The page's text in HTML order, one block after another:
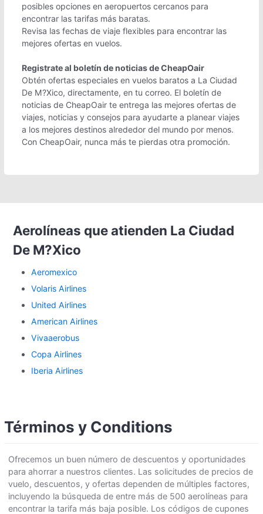
posibles opciones en aeropuertos cercanos para
encontrar las tarifas más baratas.
Revisa las fechas de viaje flexibles para encontrar las
mejores ofertas en vuelos.
Registrate al boletín de noticias de CheapOair
Obtén ofertas especiales en vuelos baratos a La Ciudad
De M?Xico, directamente, en tu correo. El boletín de
noticias de CheapOair te entrega las mejores ofertas de
viajes, noticias y consejos para ayudarte a planear viajes
a los mejores destinos alrededor del mundo por menos.
Con CheapOair, nunca más te pierdas otra promoción.
Aerolíneas que atienden La Ciudad
De M?Xico
Aeromexico
Volaris Airlines
United Airlines
American Airlines
Vivaaerobus
Copa Airlines
Iberia Airlines
Términos y Conditions
Ofrecemos un buen número de descuentos y oportunidades
para ahorrar a nuestros clientes. Las solicitudes de precios de
vuelo, descuentos, y ofertas dependen de múltiples factores,
incluyendo la búsqueda de entre más de 500 aerolíneas para
encontrar la tarifa más baja posible. Los códigos de cupones